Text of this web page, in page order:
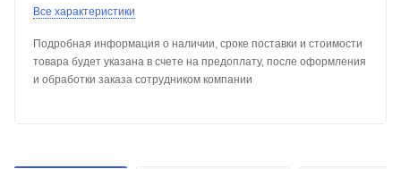
Все характеристики
Подробная информация о наличии, сроке поставки и стоимости
товара будет указана в счете на предоплату, после оформления
и обработки заказа сотрудником компании